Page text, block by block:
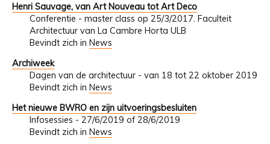
Henri Sauvage, van Art Nouveau tot Art Deco
Conferentie - master class op 25/3/2017. Faculteit
Architectuur van La Cambre Horta ULB
Bevindt zich in News
Archiweek
Dagen van de architectuur - van 18 tot 22 oktober 2019
Bevindt zich in News
Het nieuwe BWRO en zijn uitvoeringsbesluiten
Infosessies - 27/6/2019 of 28/6/2019
Bevindt zich in News